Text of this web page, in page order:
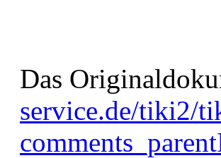
Das
service.de/tiki2/